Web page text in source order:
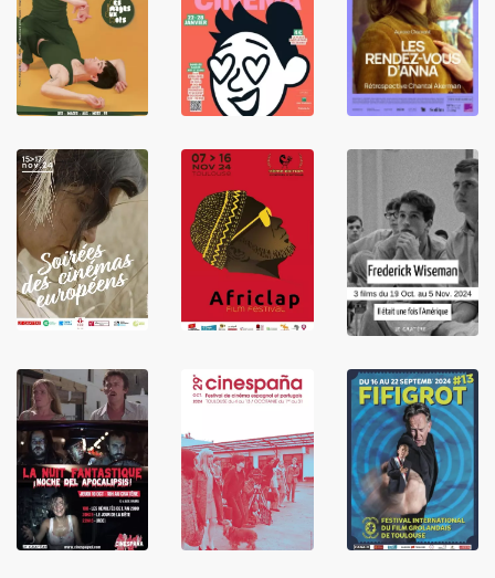
LIRE LIRE LIRE
LIRE
LIRE
LIRE
LIRE LIRE LIRE